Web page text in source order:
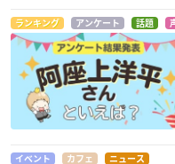
ランキング アンケート 話題
イベント カフェ ニュース